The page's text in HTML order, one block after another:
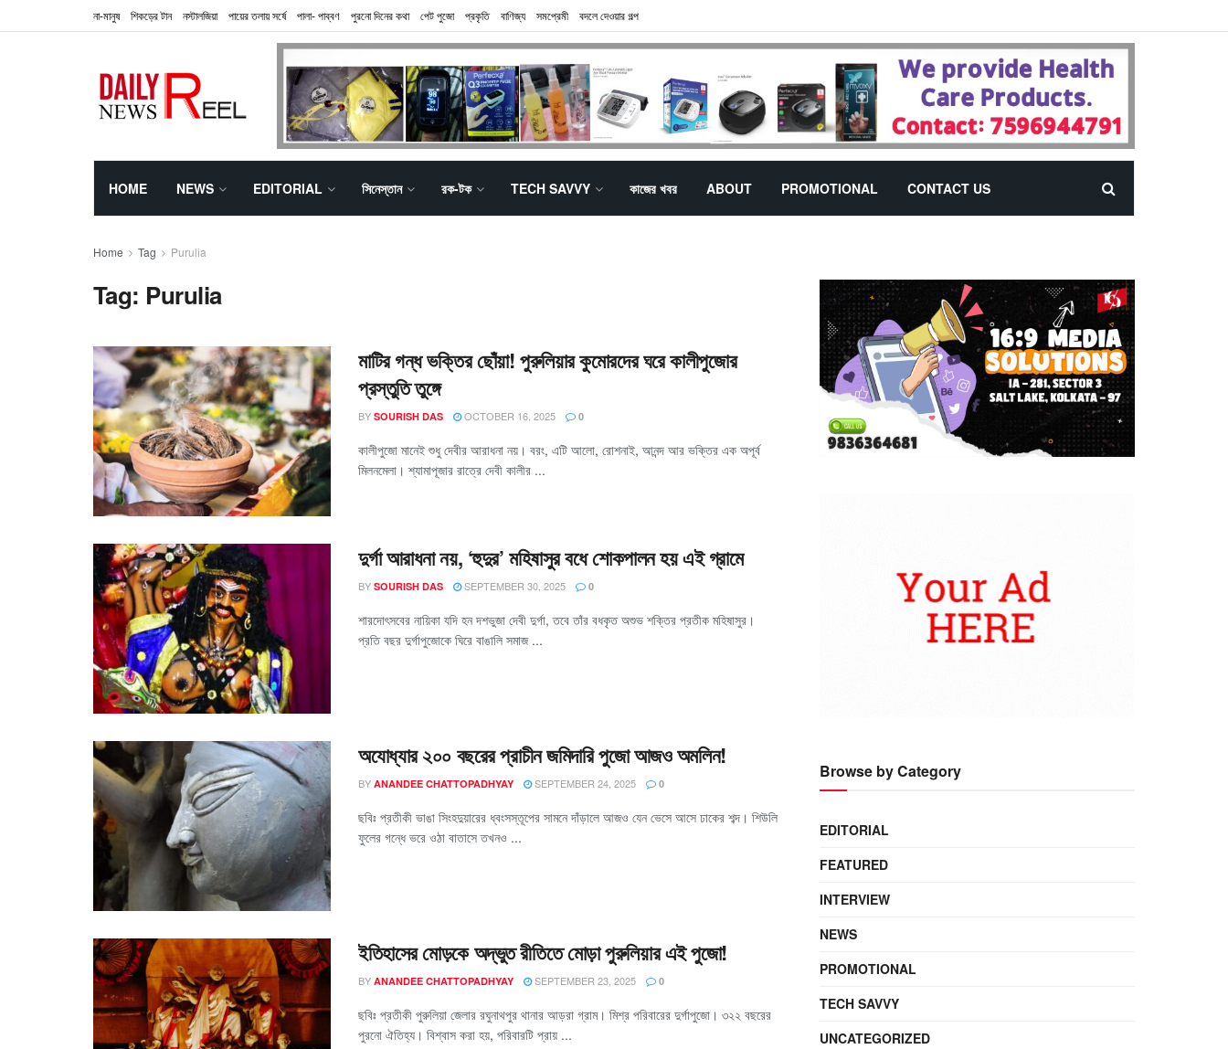
না-মানুষ শিকড়ের টান নস্টালজিয়া পায়ের তলায় সর্ষে পালা- পাব্বণ পুরনো দিনের কথা পেট পুজো প্রকৃতি বাণিজ্য সমপ্রেমী বদলে দেওয়ার গল্প
HOME NEWS EDITORIAL সিনেস্তান রক-টক TECH SAVVY কাজের খবর ABOUT PROMOTIONAL CONTACT US
Home Tag Purulia
Tag: Purulia
মাটির গন্ধ ভক্তির ছোঁয়া! পুরুলিয়ার কুমোরদের ঘরে কালীপুজোর
প্রস্তুতি তুঙ্গে
BY SOURISH DAS OCTOBER 16, 2025 0
কালীপুজো মানেই শুধু দেবীর আরাধনা নয়। বরং, এটি আলো, রোশনাই, আনন্দ আর ভক্তির এক অপূর্ব
মিলনমেলা। শ্যামাপূজার রাত্রে দেবী কালীর ...
দুর্গা আরাধনা নয়, ‘হুদুর’ মহিষাসুর বধে শোকপালন হয় এই গ্রামে
BY SOURISH DAS SEPTEMBER 30, 2025 0
শারদোৎসবের নায়িকা যদি হন দশভুজা দেবী দুর্গা, তবে তাঁর বধকৃত অশুভ শক্তির প্রতীক মহিষাসুর।
প্রতি বছর দুর্গাপুজোকে ঘিরে বাঙালি সমাজ ...
অযোধ্যার ২০০ বছরের প্রাচীন জমিদারি পুজো আজও অমলিন!
BY ANANDEE CHATTOPADHYAY SEPTEMBER 24, 2025 0
ছবিঃ প্রতীকী ভাঙা সিংহদুয়ারের ধ্বংসস্তূপের সামনে দাঁড়ালে আজও যেন ভেসে আসে ঢাকের শব্দ। শিউলি
ফুলের গন্ধে ভরে ওঠা বাতাসে তখনও ...
ইতিহাসের মোড়কে অদ্ভুত রীতিতে মোড়া পুরুলিয়ার এই পুজো!
BY ANANDEE CHATTOPADHYAY SEPTEMBER 23, 2025 0
ছবিঃ প্রতীকী পুরুলিয়া জেলার রঘুনাথপুর থানার আড়রা গ্রাম। মিশ্র পরিবারের দুর্গাপুজো। ৩২২ বছরের
পুরনো ঐতিহ্য। বিশ্বাস করা হয়, পরিবারটি প্রায় ...
Browse by Category
EDITORIAL
FEATURED
INTERVIEW
NEWS
PROMOTIONAL
TECH SAVVY
UNCATEGORIZED